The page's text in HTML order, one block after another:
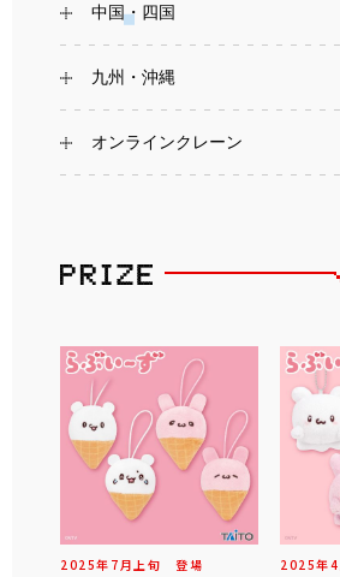
中国・四国
九州・沖縄
オンラインクレーン
2025年 7 月 上旬 登場 2025年4